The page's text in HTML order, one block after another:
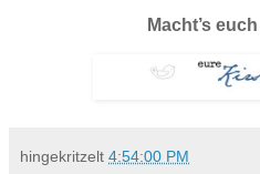
Macht’s
hingekritzelt 4:54:00 PM